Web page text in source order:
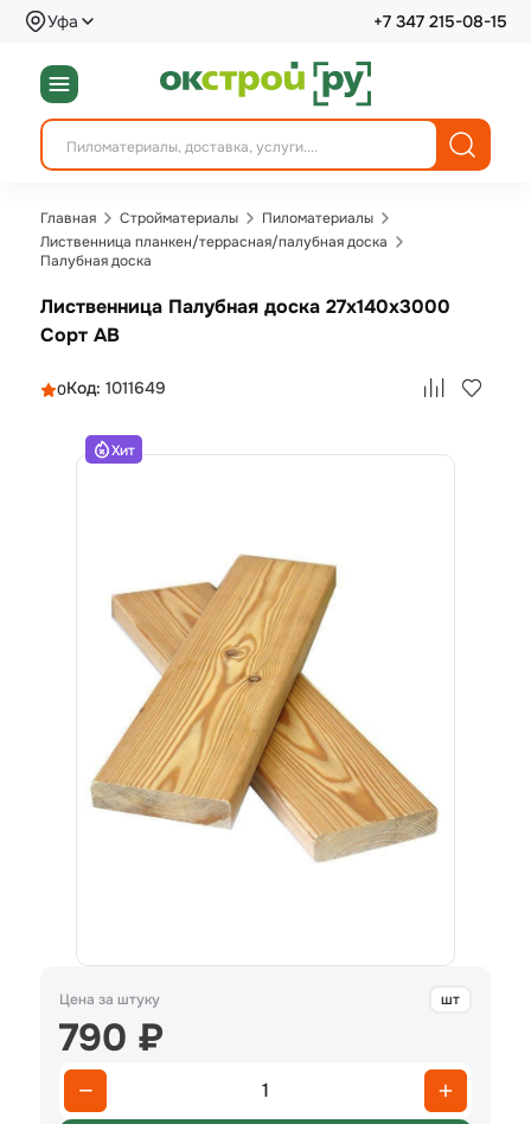
Уфа +7 347 215-08-15
Главная Стройматериалы
Пиломатериалы
Лиственница планкен/террасная/палубная доска
Палубная доска
Лиственница Палубная доска 27х140х3000
Сорт АВ
0Код: 1011649
Хит
Цена за штуку шт
790 ₽
1